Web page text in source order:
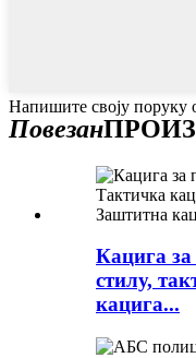
Напишите своју поруку
Повезан
Кацига
стилу,
кацига...